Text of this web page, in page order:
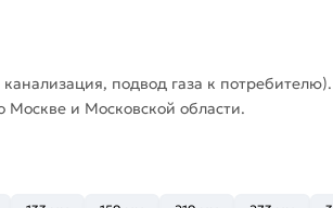
подвод газа к
Москве и Московской области.